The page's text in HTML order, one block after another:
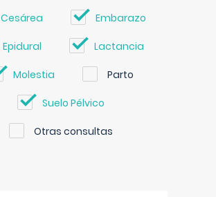
Cesárea Embarazo
Epidural Lactancia
Molestia Parto
Suelo Pélvico
Otras consultas